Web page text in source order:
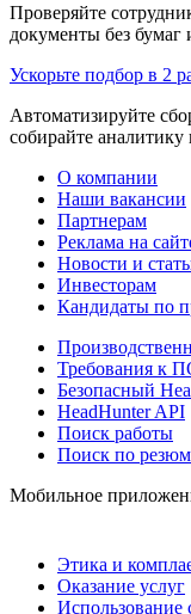
Проверяйте
документы без бумаг
Ускорьте подбор в 2
Автоматизируйте
собирайте аналитику
О компании
Наши вакансии
Партнерам
Реклама на
Новости и
Инвесторам
Кандидаты по
Требования к
Безопасный
HeadHunter API
Поиск работы
Поиск по
Мобильное
Этика и
Оказание услуг
Использование